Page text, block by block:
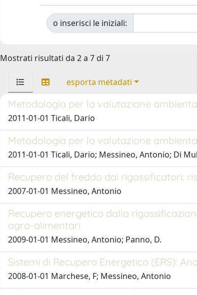
o inserisci le iniziali:
Mostrati risultati da 2 a 7 di 7
esporta metadati
Metodologia per la valutazione
2011-01-01 Ticali, Dario
Metodologia per la valutazione
2011-01-01 Ticali, Dario; Messineo, Antonio; Di
Recupero del freddo dai rigassificatori:
2007-01-01 Messineo, Antonio
Recupero energetico dalla
agro-alimentari
2009-01-01 Messineo, Antonio; Panno, D.
Sistemi di Recupero Energetico (ERS):
2008-01-01 Marchese, F; Messineo, Antonio